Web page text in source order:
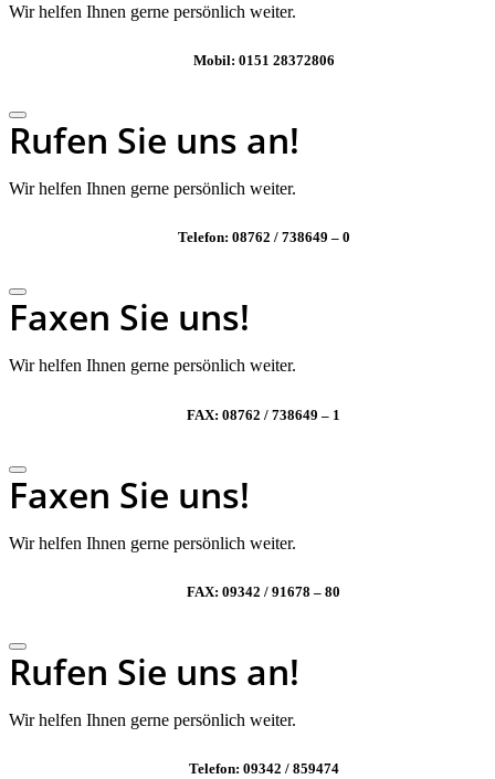
Wir helfen Ihnen gerne persönlich weiter.
Mobil: 0151 28372806
Rufen Sie uns an!
Wir helfen Ihnen gerne persönlich weiter.
Telefon: 08762 / 738649 – 0
Faxen Sie uns!
Wir helfen Ihnen gerne persönlich weiter.
FAX: 08762 / 738649 – 1
Faxen Sie uns!
Wir helfen Ihnen gerne persönlich weiter.
FAX: 09342 / 91678 – 80
Rufen Sie uns an!
Wir helfen Ihnen gerne persönlich weiter.
Telefon: 09342 / 859474